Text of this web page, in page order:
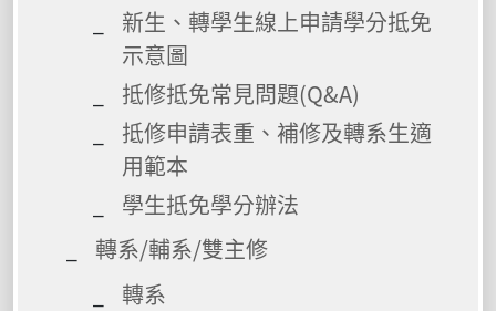
新生、轉學生線上申請學分抵免
示意圖
抵修抵免常見問題(Q&A)
抵修申請表重、補修及轉系生適
用範本
學生抵免學分辦法
轉系/輔系/雙主修
轉系